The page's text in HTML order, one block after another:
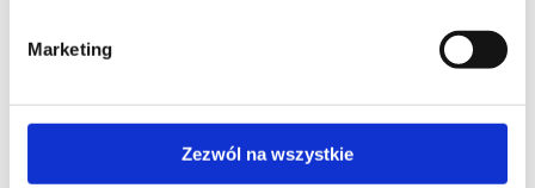
Marketing
Zezwól na wszystkie
użytku zarówno zewnętrznego, jak i
wewnętrznego. Doskonale sprawdzą się w
tarasach biurowych i domowych, a także
układ profili siedziska przyciąga uwagę i